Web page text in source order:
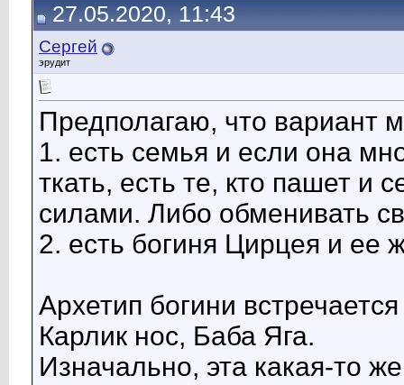
27.05.2020, 11:43
Сергей
эрудит
Предполагаю, что вариант
1. есть семья и если она
ткать, есть те, кто пашет и
силами. Либо обменивать
2. есть богиня Цирцея и ее
Архетип богини
Карлик нос, Баба Яга.
Изначально, эта какая-то